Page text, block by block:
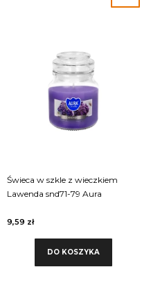
Świeca w szkle z wieczkiem
Lawenda snd71-79 Aura
9,59 zł
DO KOSZYKA